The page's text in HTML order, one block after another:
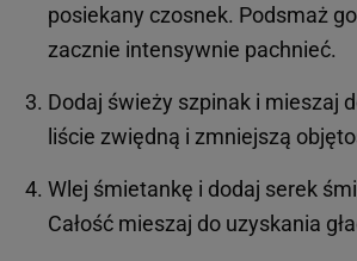
posiekany czosnek. Podsmaż
zacznie intensywnie pachnieć.
Dodaj świeży szpinak i mieszaj
liście zwiędną i zmniejszą
Wlej śmietankę i dodaj serek
Całość mieszaj do uzyskania